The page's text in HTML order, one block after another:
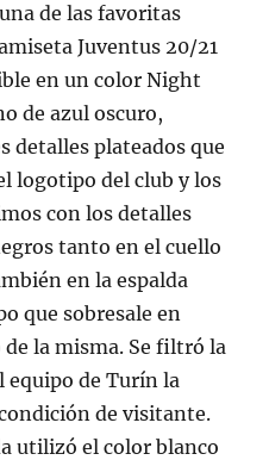
de las favoritas
Juventus 20/21
en un color Night
de azul oscuro,
detalles plateados que
logotipo del club y los
con los detalles
tanto en el cuello
en la espalda
que sobresale en
la misma. Se filtró la
equipo de Turín la
de visitante.
utilizó el color blanco